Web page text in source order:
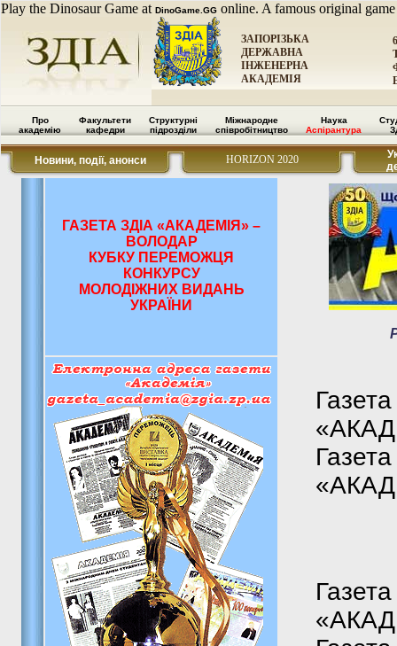
Play the Dinosaur Game at DinoGame.GG online. A famous original
ЗАПОРІЗЬКА
ДЕРЖАВНА
ІНЖЕНЕРНА
АКАДЕМІЯ
Про
академію
Факультети
кафедри
Структурні
підрозділи
Міжнародне
співробітництво
Наука
Аспірантура
Новини, події, анонси HORIZON 2020
ГАЗЕТА ЗДІА «АКАДЕМІЯ» –
ВОЛОДАР
КУБКУ ПЕРЕМОЖЦЯ
КОНКУРСУ
МОЛОДІЖНИХ ВИДАНЬ
УКРАЇНИ